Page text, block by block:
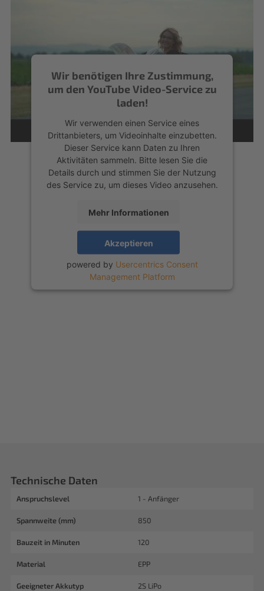
Wir benötigen Ihre Zustimmung,
um den YouTube Video-Service zu
laden!
Wir verwenden einen Service eines
Drittanbieters, um Videoinhalte einzubetten.
Dieser Service kann Daten zu Ihren
Aktivitäten sammeln. Bitte lesen Sie die
Details durch und stimmen Sie der Nutzung
des Service zu, um dieses Video anzusehen.
Mehr Informationen
Akzeptieren
powered by Usercentrics Consent
Management Platform
Technische Daten
Anspruchslevel 1 - Anfänger
Spannweite (mm) 850
Bauzeit in Minuten 120
Material EPP
Geeigneter Akkutyp 2S LiPo